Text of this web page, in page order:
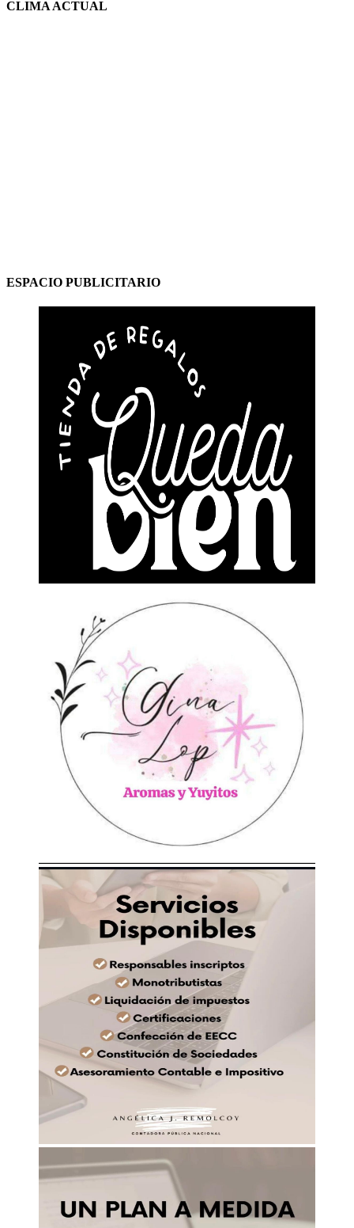
CLIMA ACTUAL
ESPACIO PUBLICITARIO